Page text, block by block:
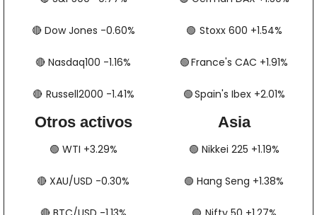
🔴​​​​ Dow Jones -0.60%
🔴 ​​​​ Nasdaq100 -1.16%
🔴​​​  Russell2000 -1.41%
Otros activos
🟢 ​​​​ WTI +3.29%
🔴 ​​​​ XAU/USD -0.30%
🟢 ​​​​​​​​  Stoxx 600 +1.54%
🟢​​​​  France's CAC +1.91%
🟢​​​​​​​​  Spain's Ibex +2.01%
Asia
🟢 ​​​​ Nikkei 225 +1.19%
🟢 ​​​​ Hang Seng +1.38%